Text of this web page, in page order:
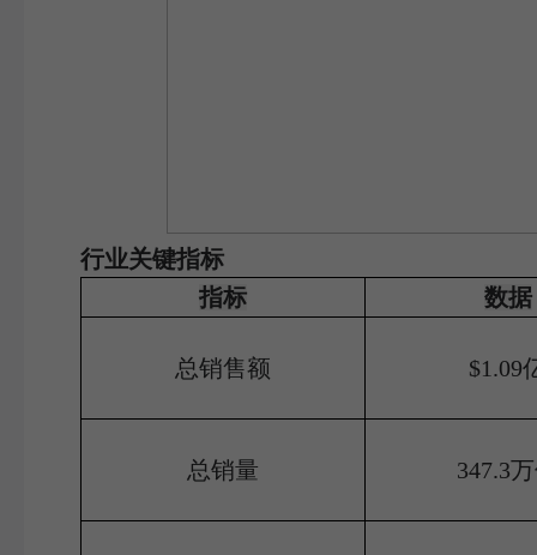
行业关键指标
指标
数据
总销售额 $1.09
总销量 347.3